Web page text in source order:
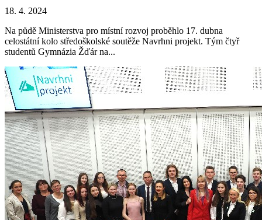
18. 4. 2024
Na půdě Ministerstva pro místní rozvoj proběhlo 17. dubna
celostátní kolo středoškolské soutěže Navrhni projekt. Tým čtyř
studentů Gymnázia Žďár na...